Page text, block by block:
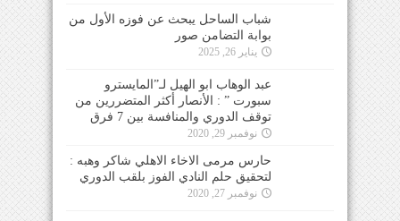
شباب الساحل يبحث عن فوزه الأول من
بوابة التضامن صور
يناير 26, 2025
عبد الوهاب ابو الهيل لـ”المايسترو
سبورت ” : الأنصار أكثر المتضررين من
توقف الدوري والمنافسة بين 7 فرق
نوفمبر 29, 2020
حارس مرمى الاخاء الاهلي شاكر وهبه :
لتحقيق حلم النادي الفوز بلقب الدوري
نوفمبر 27, 2020